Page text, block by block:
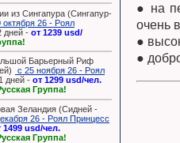
из Сингапура (Сингапур-
октября 26 - Роял
дней - от 1239 usd/
Барьерный Риф
с 25 ноября 26 - Роял
дней - от 1299 usd/чел.
Группа!
Зеландия (Сидней -
26 - Роял Принцесс
1499 usd/чел.
Группа!
● на
очень
●
●